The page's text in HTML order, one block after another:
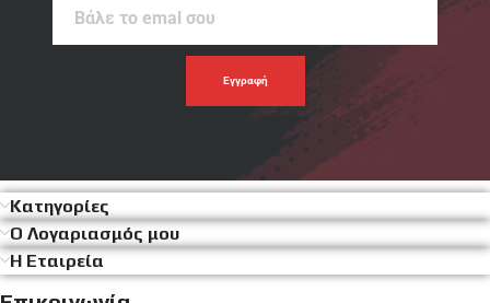
Κατηγορίες
Ο Λογαριασμός μου
Η Εταιρεία